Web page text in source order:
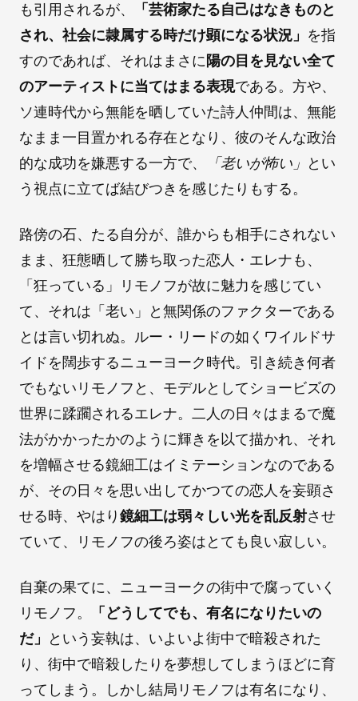
も引用されるが、
「芸術家たる自己はなきものと
され、社会に隷属する時だけ顕になる状況」 を指
すのであれば、それはまさに陽の目を見ない全て
のアーティストに当てはまる表現である。方や、
ソ連時代から無能を晒していた詩人仲間は、無能
なまま一目置かれる存在となり、彼のそんな政治
的な成功を嫌悪する一方で、
「老いが怖い」 とい
う視点に立てば結びつきを感じたりもする。
路傍の石、たる自分が、誰からも相手にされない
まま、狂態晒して勝ち取った恋人・エレナも、
「狂っている」リモノフが故に魅力を感じてい
て、それは「老い」と無関係のファクターである
とは言い切れぬ。ルー・リードの如くワイルドサ
イドを闊歩するニューヨーク時代。引き続き何者
でもないリモノフと、モデルとしてショービズの
世界に蹂躙されるエレナ。二人の日々はまるで魔
法がかかったかのように輝きを以て描かれ、それ
を増幅させる鏡細工はイミテーションなのである
が、その日々を思い出してかつての恋人を妄顕さ
せる時、やはり鏡細工は弱々しい光を乱反射させ
ていて、リモノフの後ろ姿はとても良い寂しい。
自棄の果てに、ニューヨークの街中で腐っていく
リモノフ。
「どうしてでも、有名になりたいの
だ」
という妄執は、いよいよ街中で暗殺された
り、街中で暗殺したりを夢想してしまうほどに育
ってしまう。しかし結局リモノフは有名になり、